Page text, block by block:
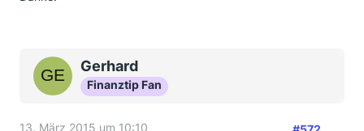
Gerhard
Finanztip Fan
13. März 2015 um 10:10